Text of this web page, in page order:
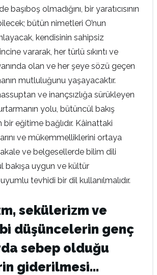
başıboş olmadığını, bir yaratıcısının
bütün nimetleri O’nun
kendisinin sahipsiz
vararak, her türlü sıkıntı ve
olan ve her şeye sözü geçen
mutluluğunu yaşayacaktır.
ve inançsızlığa sürükleyen
yolu, bütüncül bakış
bir eğitime bağlıdır. Kâinattaki
ve mükemmelliklerini ortaya
ve belgesellerde bilim dili
bakışa uygun ve kültür
tevhidi bir dil kullanılmalıdır.
sekülerizm ve
düşüncelerin genç
sebep olduğu
giderilmesi…